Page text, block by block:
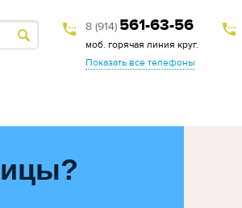
8 (914) 561-63-56
моб. горячая линия круг.
Показать все телефоны